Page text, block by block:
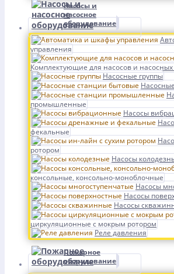
Насосы и
насосное
оборудование
управления
Комплектующие для насосов и
Насосные группы
промышленные
Насосы
фекальные
ротором
Насосы
консольные, консольно-моноблочные
Насосы
Насосы
Насосы
циркуляционные с мокрым ротором
Реле давления
Пожарное
оборудование